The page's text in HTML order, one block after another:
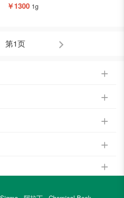
￥1300 1g
第1页